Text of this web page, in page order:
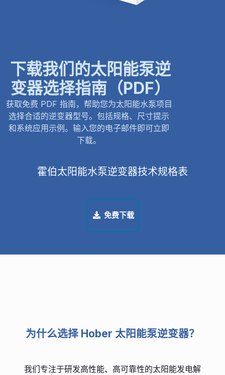
下载我们的太阳能泵逆
变器选择指南（PDF）
获取免费 PDF 指南，帮助您为太阳能水泵项目
选择合适的逆变器型号。包括规格、尺寸提示
和系统应用示例。输入您的电子邮件即可立即
下载。
霍伯太阳能水泵逆变器技术规格表
免费下载
为什么选择 Hober 太阳能泵逆变器？
我们专注于研发高性能、高可靠性的太阳能发电解